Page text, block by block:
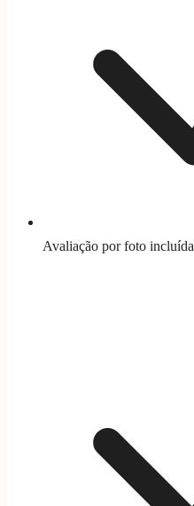
Avaliação por foto incluída